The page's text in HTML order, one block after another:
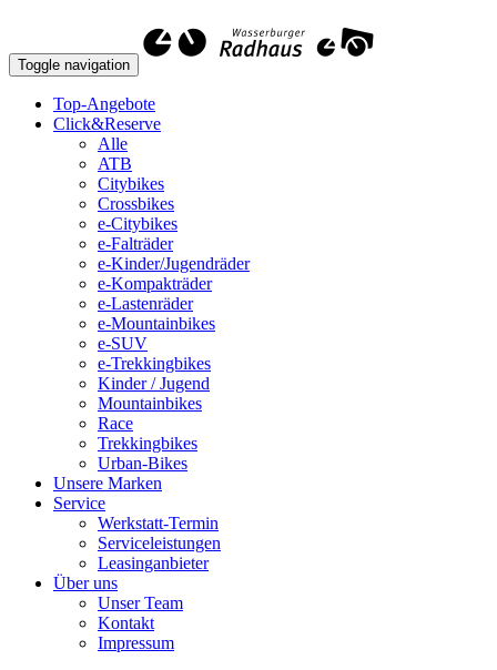
Toggle navigation
Top-Angebote
Click&Reserve
Alle
ATB
Citybikes
Crossbikes
e-Citybikes
e-Falträder
e-Kinder/Jugendräder
e-Kompakträder
e-Lastenräder
e-Mountainbikes
e-SUV
e-Trekkingbikes
Kinder / Jugend
Mountainbikes
Race
Trekkingbikes
Urban-Bikes
Unsere Marken
Service
Werkstatt-Termin
Serviceleistungen
Leasinganbieter
Über uns
Unser Team
Kontakt
Impressum